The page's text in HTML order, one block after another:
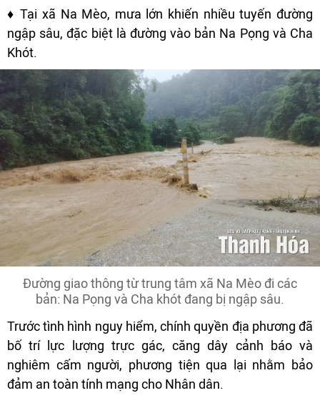
♦ Tại xã Na Mèo, mưa lớn khiến nhiều tuyến đường
ngập sâu, đặc biệt là đường vào bản Na Pọng và Cha
Khót.
Đường giao thông từ trung tâm xã Na Mèo đi các
bản: Na Pọng và Cha khót đang bị ngập sâu.
Trước tình hình nguy hiểm, chính quyền địa phương đã
bố trí lực lượng trực gác, căng dây cảnh báo và
nghiêm cấm người, phương tiện qua lại nhằm bảo
đảm an toàn tính mạng cho Nhân dân.